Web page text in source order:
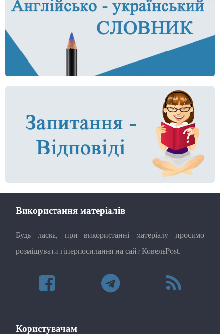
Використання матеріалів
Будь ласка, при використанні матеріалу просимо
розміщувати гіперпосилання на сайт КовельPost.
Користувачам